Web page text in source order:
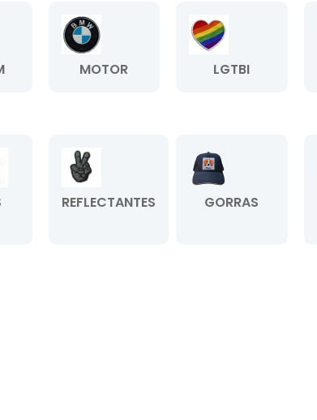
MOTOR LGTBI
REFLECTANTES GORRAS